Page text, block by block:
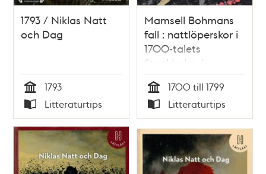
1793 / Niklas Natt
och Dag
Tid
1793
Typ
Litteraturtips
Mamsell Bohmans
fall : nattlöperskor i
1700-talets
Stockholm /
Rebecka
Lennartsson
Tid
1700 till 1799
Typ
Litteraturtips